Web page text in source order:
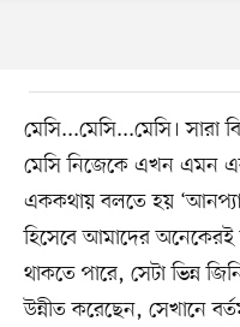
মেসি...মেসি...মেসি। সারা
মেসি নিজেকে এখন এমন
এককথায় বলতে হয়
হিসেবে আমাদের
থাকতে পারে, সেটা ভিন্ন
উন্নীত করেছেন, সেখানে